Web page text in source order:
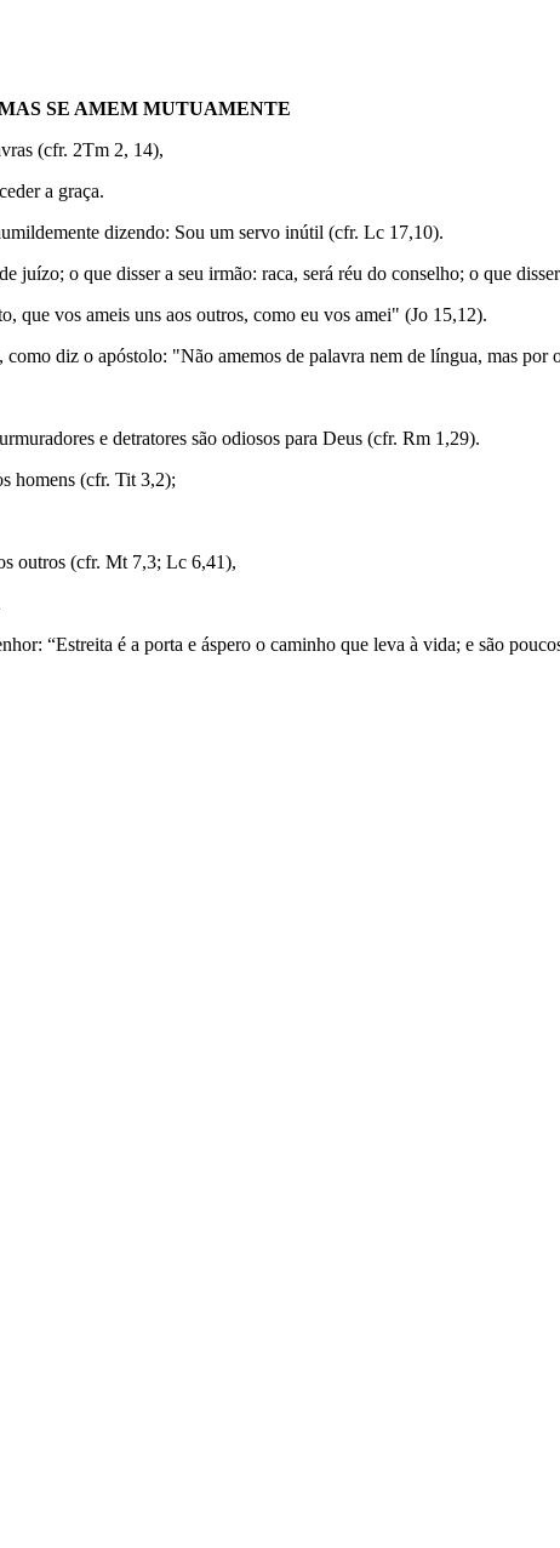
SE AMEM MUTUAMENTE
(cfr. 2Tm 2, 14),
a graça.
dizendo: Sou um servo inútil (cfr. Lc 17,10).
juízo; o que disser a seu irmão: raca, será réu do conselho; o que
que vos ameis uns aos outros, como eu vos amei" (Jo 15,12).
diz o apóstolo: "Não amemos de palavra nem de língua, mas por
e detratores são odiosos para Deus (cfr. Rm 1,29).
homens (cfr. Tit 3,2);
outros (cfr. Mt 7,3; Lc 6,41),
“Estreita é a porta e áspero o caminho que leva à vida; e são